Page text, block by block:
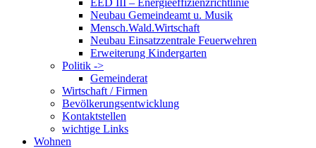
EED III – Energieeffizienzrichtlinie
Neubau Gemeindeamt u. Musik
Mensch.Wald.Wirtschaft
Neubau Einsatzzentrale Feuerwehren
Erweiterung Kindergarten
Politik ->
Gemeinderat
Wirtschaft / Firmen
Bevölkerungsentwicklung
Kontaktstellen
wichtige Links
Wohnen